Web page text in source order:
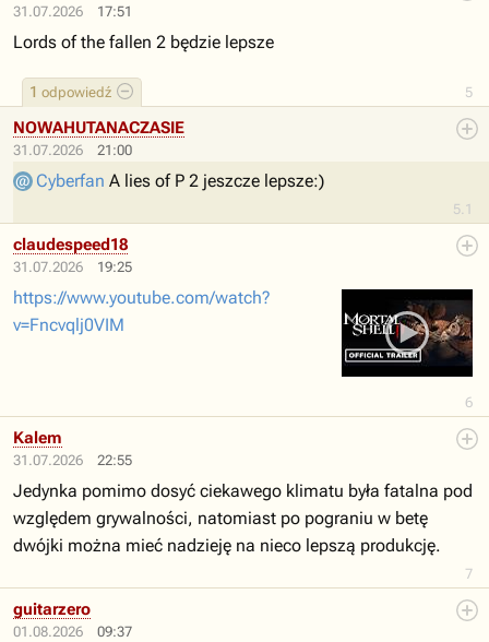
31.07.2026 17:51
5
1 odpowiedź
Lords of the fallen 2 będzie lepsze
31.07.2026 21:00
5.1
NOWAHUTANACZASIE
Cyberfan A lies of P 2 jeszcze lepsze:)
31.07.2026 19:25
6
claudespeed18
https://www.youtube.com/watch?
v=Fncvqlj0VIM
31.07.2026 22:55
7
Kalem
Jedynka pomimo dosyć ciekawego klimatu była fatalna pod
względem grywalności, natomiast po pograniu w betę
dwójki można mieć nadzieję na nieco lepszą produkcję.
01.08.2026 09:37
guitarzero